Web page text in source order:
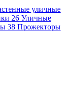
уличные
26 Уличные
38 Прожекторы